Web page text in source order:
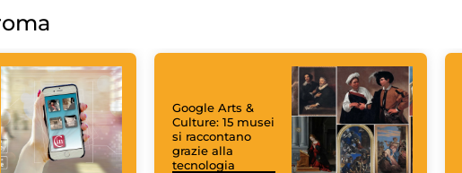
Google Arts &
Culture: 15 musei
si raccontano
grazie alla
tecnologia